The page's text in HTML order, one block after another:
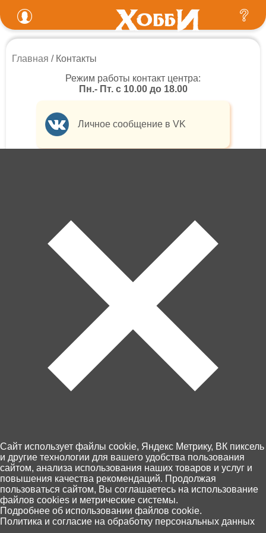
Главная
Контакты
Режим работы контакт центра:
Пн.- Пт. с 10.00 до 18.00
Личное сообщение в VK
+7 (4012) 92 63 00
Пн.- Пт. с 10.00 до 18.00
Главная Каталог Корзина
0
Избранное Поиск
Cайт использует файлы cookie, Яндекс Метрику, ВК пиксель
и другие технологии для вашего удобства пользования
сайтом, анализа использования наших товаров и услуг и
повышения качества рекомендаций. Продолжая
пользоваться сайтом, Вы соглашаетесь на использование
файлов cookies и метрические системы.
Подробнее об использовании файлов cookie.
Политика и согласие на обработку персональных данных